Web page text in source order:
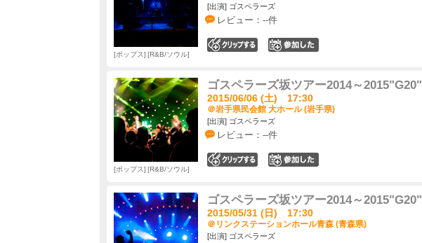
[出演] ゴスペラーズ
レビュー：--件
ポップス R&B/ソウル
ゴスペラーズ坂ツアー2014～2015"G20"
2015/06/06 (土) 17:30
＠岩手県民会館 大ホール (岩手県)
[出演] ゴスペラーズ
レビュー：--件
ポップス R&B/ソウル
ゴスペラーズ坂ツアー2014～2015"G20"
2015/05/31 (日) 17:30
＠リンクステーションホール青森 (青森県)
[出演] ゴスペラーズ